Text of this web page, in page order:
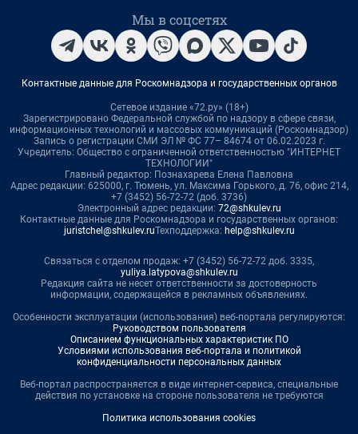
Мы в соцсетях
Контактные данные для Роскомнадзора и государственных органов
Сетевое издание «72.ру» (18+)
Зарегистрировано Федеральной службой по надзору в сфере связи,
информационных технологий и массовых коммуникаций (Роскомнадзор)
Запись о регистрации СМИ ЭЛ № ФС 77– 84674 от 06.02.2023 г.
Учредитель: Общество с ограниченной ответственностью "ИНТЕРНЕТ
ТЕХНОЛОГИИ"
Главный редактор: Познахарева Елена Павловна
Адрес редакции: 625000, г. Тюмень, ул. Максима Горького, д. 76, офис 214,
+7 (3452) 56-72-72 (доб. 3736)
Электронный адрес редакции: 72@shkulev.ru
Контактные данные для Роскомнадзора и государственных органов:
juristchel@shkulev.ruТехподдержка: help@shkulev.ru
Связаться с отделом продаж: +7 (3452) 56-72-72 доб. 3335,
yuliya.latypova@shkulev.ru
Редакция сайта не несет ответственности за достоверность
информации, содержащейся в рекламных объявлениях.
Особенности эксплуатации (использования) веб-портала регулируются:
Руководством пользователя
Описанием функциональных характеристик ПО
Условиями использования веб-портала и политикой
конфиденциальности персональных данных
Веб-портал распространяется в виде интернет-сервиса, специальные
действия по установке на стороне пользователя не требуются
Политика использования cookies